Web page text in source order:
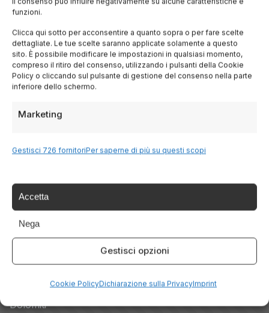
funzioni.
Clicca qui sotto per acconsentire a quanto sopra o per fare scelte
dettagliate. Le tue scelte saranno applicate solamente a questo
sito. È possibile modificare le impostazioni in qualsiasi momento,
compreso il ritiro del consenso, utilizzando i pulsanti della Cookie
Policy o cliccando sul pulsante di gestione del consenso nella parte
inferiore dello schermo.
Marketing
Gestisci 726 fornitoriPer saperne di più su questi scopi
Accetta
Nega
Gestisci opzioni
Cookie PolicyDichiarazione sulla PrivacyImprint
Trentino
Piemonte
Sardegna
Tutte le Regioni →
Destinazioni
Dolomiti